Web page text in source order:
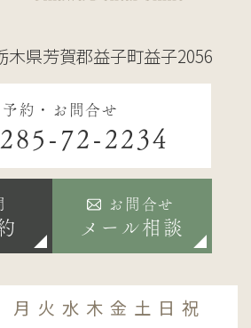
木県芳賀郡益子町益子2056
予約・お問合せ
72-2234
お問合せ
メール相談
月 火 水 木 金 土 日 祝